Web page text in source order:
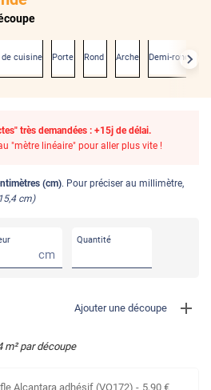
de cuisine Porte Rond Arche Demi-rond
très demandées : +15j de délai.
"mètre linéaire" pour aller plus vite !
(cm). Pour préciser au millimètre,
cm)
cm
Quantité
Ajouter une découpe
m² par découpe
Alcantara adhésif (VO172) - 5,90 €